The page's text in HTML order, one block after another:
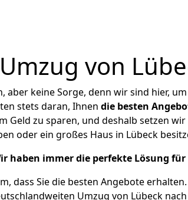
von
keine Sorge, denn wir sind hier,
stets daran, Ihnen die besten
Geld zu sparen, und deshalb setzen
oder ein großes Haus in Lübeck
haben immer die perfekte Lösung für
dass Sie die besten Angebote erhalten.
Umzug von Lübeck